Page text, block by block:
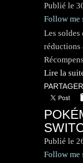
Publié le
Follow me
Les soldes
réductions
Lire la
Publié le
Follow me